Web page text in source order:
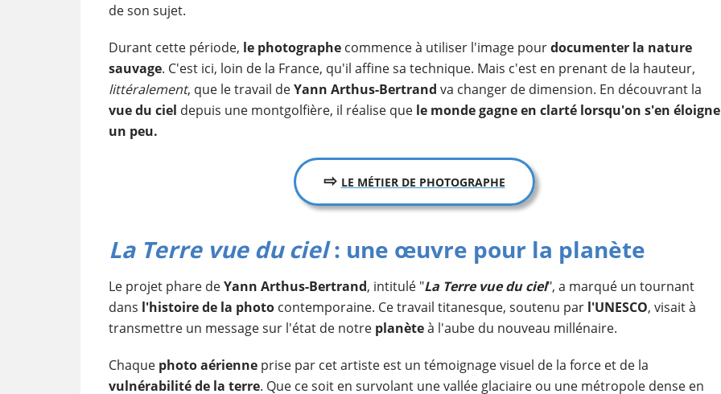
de son sujet.
Durant cette période, le photographe commence à utiliser l'image pourdocumenter la nature
sauvage. C'est ici, loin de la France, qu'il affine sa technique. Mais c'est en prenant de la hauteur,
littéralement, que le travail deYann Arthus-Bertrand va changer de dimension. En découvrant la
vue du ciel depuis une montgolfière, il réalise que le monde gagne en clarté lorsqu'on s'en éloigne
un peu.
⇨ LE MÉTIER DE PHOTOGRAPHE
​La Terre vue du ciel: une œuvre pour la planète
Le projet phare deYann Arthus-Bertrand, intitulé "La Terre vue du ciel", a marqué un tournant
dans l'histoire de la photo contemporaine. Ce travail titanesque, soutenu par l'UNESCO, visait à
transmettre un message sur l'état de notre planèteà l'aube du nouveau millénaire.
Chaque photo aérienneprise par cet artiste est un témoignage visuel de la force et de la
vulnérabilité de la terre. Que ce soit en survolant une vallée glaciaire ou une métropole dense en